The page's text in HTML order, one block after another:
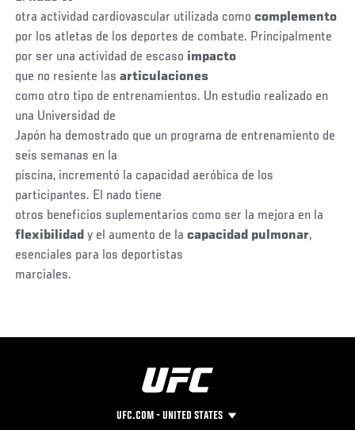
otra actividad cardiovascular utilizada comocomplemento
por los atletas de los deportes de combate. Principalmente
por ser una actividad de escaso impacto
que no resiente lasarticulaciones
como otro tipo de entrenamientos. Un estudio realizado en
una Universidad de
Japón ha demostrado que un programa de entrenamiento de
seis semanas en la
piscina, incrementó la capacidad aeróbica de los
participantes. El nado tiene
otros beneficios suplementarios como ser la mejora en la
flexibilidad y el aumento de lacapacidad pulmonar,
esenciales para los deportistas
marciales.
UFC.COM - UNITED STATES